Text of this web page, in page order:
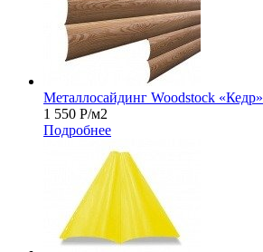
Металлосайдинг Woodstock «Кедр»
1 550 Р/м2
Подробнее